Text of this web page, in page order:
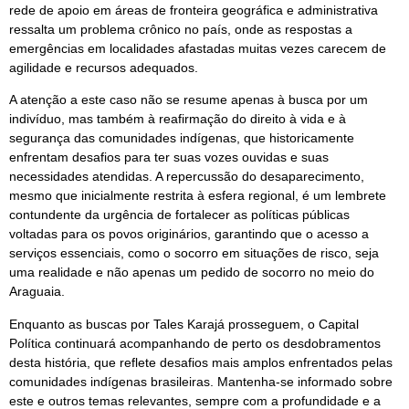
rede de apoio em áreas de fronteira geográfica e administrativa
ressalta um problema crônico no país, onde as respostas a
emergências em localidades afastadas muitas vezes carecem de
agilidade e recursos adequados.
A atenção a este caso não se resume apenas à busca por um
indivíduo, mas também à reafirmação do direito à vida e à
segurança das comunidades indígenas, que historicamente
enfrentam desafios para ter suas vozes ouvidas e suas
necessidades atendidas. A repercussão do desaparecimento,
mesmo que inicialmente restrita à esfera regional, é um lembrete
contundente da urgência de fortalecer as políticas públicas
voltadas para os povos originários, garantindo que o acesso a
serviços essenciais, como o socorro em situações de risco, seja
uma realidade e não apenas um pedido de socorro no meio do
Araguaia.
Enquanto as buscas por Tales Karajá prosseguem, o Capital
Política continuará acompanhando de perto os desdobramentos
desta história, que reflete desafios mais amplos enfrentados pelas
comunidades indígenas brasileiras. Mantenha-se informado sobre
este e outros temas relevantes, sempre com a profundidade e a